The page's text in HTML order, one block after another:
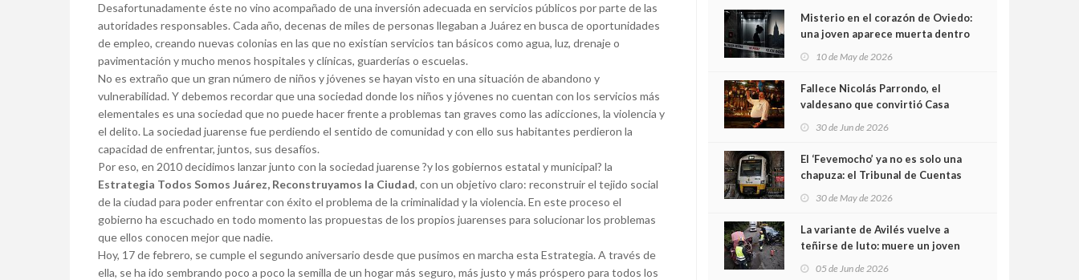
Desafortunadamente éste no vino acompañado de una inversión adecuada en servicios públicos por parte de las
autoridades responsables. Cada año, decenas de miles de personas llegaban a Juárez en busca de oportunidades
de empleo, creando nuevas colonias en las que no existían servicios tan básicos como agua, luz, drenaje o
pavimentación y mucho menos hospitales y clínicas, guarderías o escuelas.
No es extraño que un gran número de niños y jóvenes se hayan visto en una situación de abandono y
vulnerabilidad. Y debemos recordar que una sociedad donde los niños y jóvenes no cuentan con los servicios más
elementales es una sociedad que no puede hacer frente a problemas tan graves como las adicciones, la violencia y
el delito. La sociedad juarense fue perdiendo el sentido de comunidad y con ello sus habitantes perdieron la
capacidad de enfrentar, juntos, sus desafíos.
Por eso, en 2010 decidimos lanzar junto con la sociedad juarense ?y los gobiernos estatal y municipal? la
Estrategia Todos Somos Juárez, Reconstruyamos la Ciudad, con un objetivo claro: reconstruir el tejido social
de la ciudad para poder enfrentar con éxito el problema de la criminalidad y la violencia. En este proceso el
gobierno ha escuchado en todo momento las propuestas de los propios juarenses para solucionar los problemas
que ellos conocen mejor que nadie.
Hoy, 17 de febrero, se cumple el segundo aniversario desde que pusimos en marcha esta Estrategia. A través de
ella, se ha ido sembrando poco a poco la semilla de un hogar más seguro, más justo y más próspero para todos los
Misterio en el corazón de Oviedo:
una joven aparece muerta dentro
cámaras captan sus últimos
minutos
10 de May de 2026
Fallece Nicolás Parrondo, el
valdesano que convirtió Casa
30 de Jun de 2026
El ‘Fevemocho’ ya no es solo una
chapuza: el Tribunal de Cuentas
sobrecoste de los trenes que no
cabían por los túneles
30 de May de 2026
La variante de Avilés vuelve a
teñirse de luto: muere un joven
05 de Jun de 2026